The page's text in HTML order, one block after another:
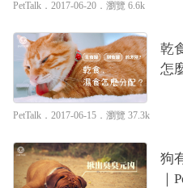
PetTalk ．2017-06-20． 瀏覽 6.6k
乾
怎
PetTalk ．2017-06-15． 瀏覽 37.3k
狗
｜